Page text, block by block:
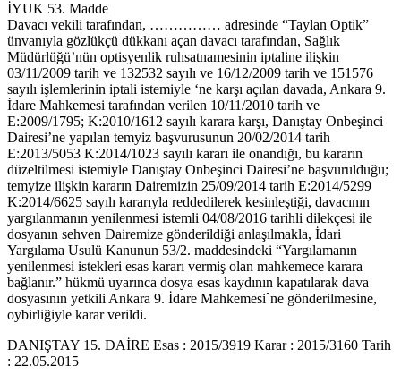
İYUK 53. Madde
Davacı vekili tarafından, …………… adresinde “Taylan Optik”
ünvanıyla gözlükçü dükkanı açan davacı tarafından, Sağlık
Müdürlüğü’nün optisyenlik ruhsatnamesinin iptaline ilişkin
03/11/2009 tarih ve 132532 sayılı ve 16/12/2009 tarih ve 151576
sayılı işlemlerinin iptali istemiyle ‘ne karşı açılan davada, Ankara 9.
İdare Mahkemesi tarafından verilen 10/11/2010 tarih ve
E:2009/1795; K:2010/1612 sayılı karara karşı, Danıştay Onbeşinci
Dairesi’ne yapılan temyiz başvurusunun 20/02/2014 tarih
E:2013/5053 K:2014/1023 sayılı kararı ile onandığı, bu kararın
düzeltilmesi istemiyle Danıştay Onbeşinci Dairesi’ne başvurulduğu;
temyize ilişkin kararın Dairemizin 25/09/2014 tarih E:2014/5299
K:2014/6625 sayılı kararıyla reddedilerek kesinleştiği, davacının
yargılanmanın yenilenmesi istemli 04/08/2016 tarihli dilekçesi ile
dosyanın sehven Dairemize gönderildiği anlaşılmakla, İdari
Yargılama Usulü Kanunun 53/2. maddesindeki “Yargılamanın
yenilenmesi istekleri esas kararı vermiş olan mahkemece karara
bağlanır.” hükmü uyarınca dosya esas kaydının kapatılarak dava
dosyasının yetkili Ankara 9. İdare Mahkemesi`ne gönderilmesine,
oybirliğiyle karar verildi.
DANIŞTAY 15. DAİRE Esas : 2015/3919 Karar : 2015/3160 Tarih
: 22.05.2015